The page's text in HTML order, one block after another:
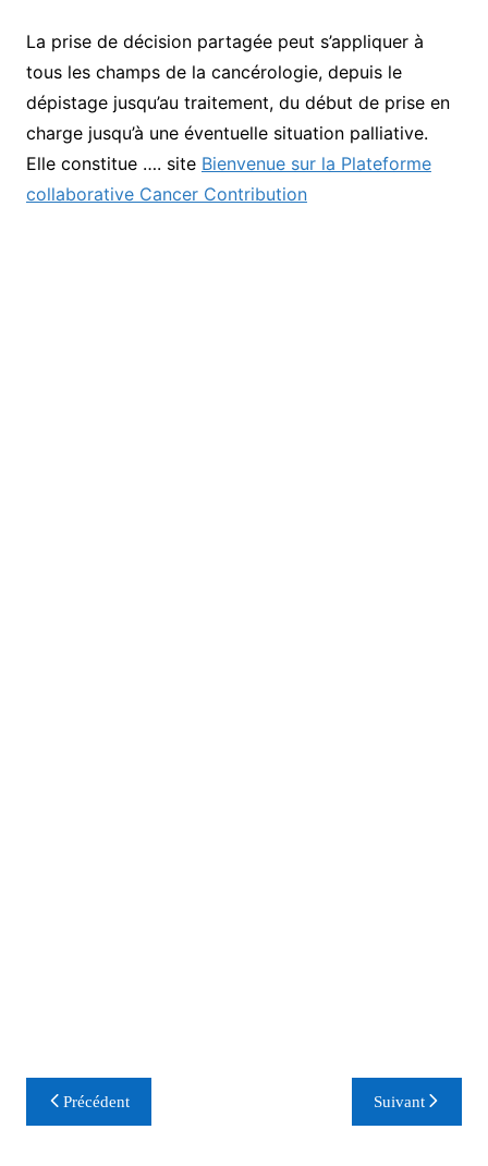
La prise de décision partagée peut s’appliquer à
tous les champs de la cancérologie, depuis le
dépistage jusqu’au traitement, du début de prise en
charge jusqu’à une éventuelle situation palliative.
Elle constitue …. site Bienvenue sur la Plateforme
collaborative Cancer Contribution
Navigation
de
Précédent Suivant